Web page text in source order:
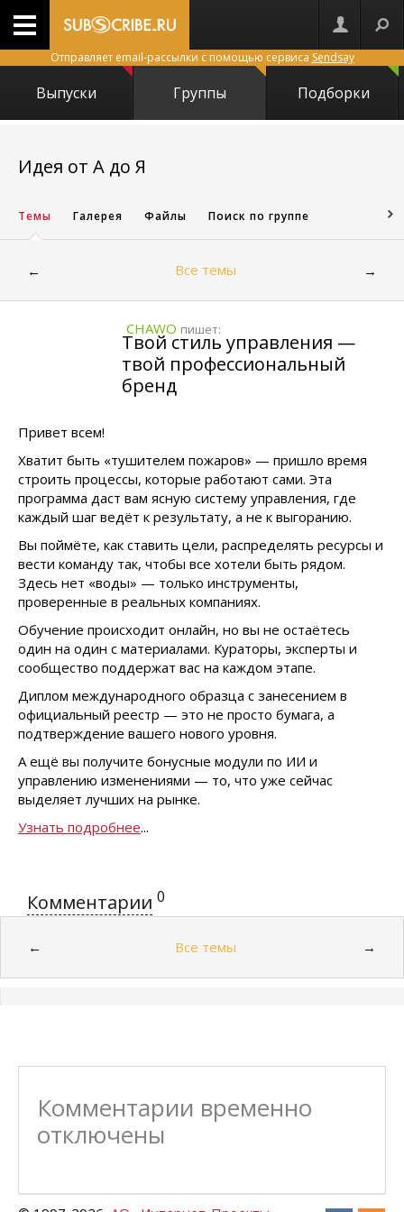
Отправляет email-рассылки с помощью сервиса Sendsay
Выпуски Группы Подборки
Идея от А до Я
Темы Галерея Файлы Поиск по группе
← Все темы →
CHAWO пишет:
Твой стиль управления —
твой профессиональный
бренд
Привет всем!
Хватит быть «тушителем пожаров» — пришло время
строить процессы, которые работают сами. Эта
программа даст вам ясную систему управления, где
каждый шаг ведёт к результату, а не к выгоранию.
Вы поймёте, как ставить цели, распределять ресурсы и
вести команду так, чтобы все хотели быть рядом.
Здесь нет «воды» — только инструменты,
проверенные в реальных компаниях.
Обучение происходит онлайн, но вы не остаётесь
один на один с материалами. Кураторы, эксперты и
сообщество поддержат вас на каждом этапе.
Диплом международного образца с занесением в
официальный реестр — это не просто бумага, а
подтверждение вашего нового уровня.
А ещё вы получите бонусные модули по ИИ и
управлению изменениями — то, что уже сейчас
выделяет лучших на рынке.
Узнать подробнее...
Комментарии 0
← Все темы →
Комментарии временно
отключены